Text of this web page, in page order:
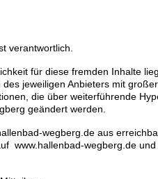
verantwortlich.
für diese fremden Inhalte
jeweiligen Anbieters mit
die über weiterführende
geändert werden.
wegberg.de aus
www.hallenbad-wegberg.de